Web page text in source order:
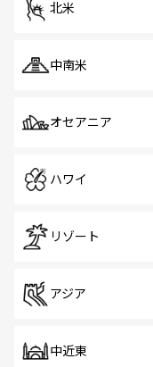
北米
中南米
オセアニア
ハワイ
リゾート
アジア
中近東